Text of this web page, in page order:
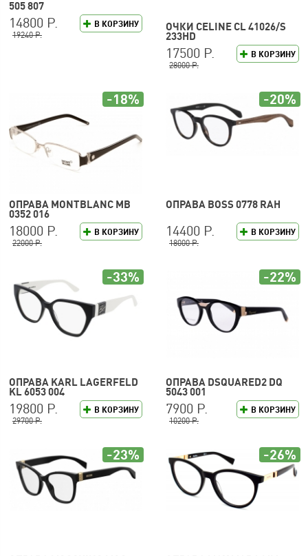
505 807
В КОРЗИНУ
14800 Р.
19240 Р.
ОЧКИ CELINE CL 41026/S
233HD
В КОРЗИНУ
17500 Р.
28000 Р.
ОПРАВА MONTBLANC MB
0352 016
В КОРЗИНУ
18000 Р.
22000 Р.
-18%
ОПРАВА BOSS 0778 RAH
В КОРЗИНУ
14400 Р.
18000 Р.
-20%
ОПРАВА KARL LAGERFELD
KL 6053 004
В КОРЗИНУ
19800 Р.
29700 Р.
-33%
ОПРАВА DSQUARED2 DQ
5043 001
В КОРЗИНУ
7900 Р.
10200 Р.
-22%
-23% -26%